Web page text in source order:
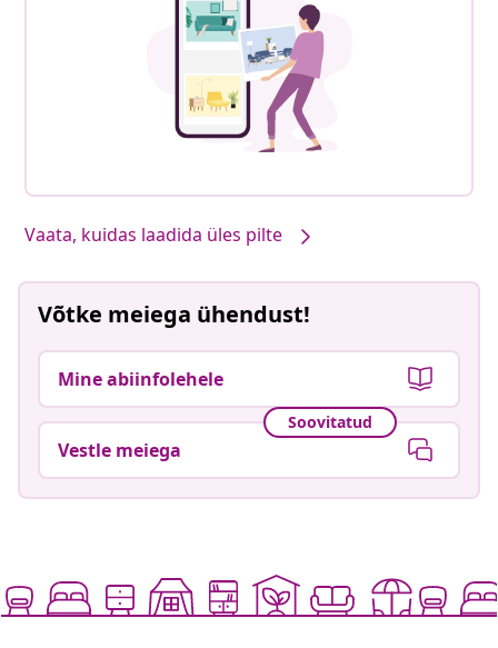
Vaata, kuidas laadida üles pilte
Võtke meiega ühendust!
Mine abiinfolehele
Soovitatud
Vestle meiega